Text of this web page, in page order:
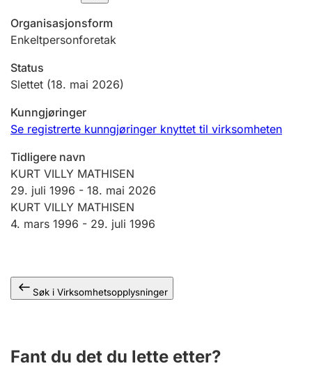
Tinglysing
Jeger
Ektepaktveileder
Offentlig sektor
Organisasjonsform
Enkeltpersonforetak
Status
Slettet (18. mai 2026)
Kunngjøringer
Se registrerte kunngjøringer knyttet til virksomheten
Tidligere navn
KURT VILLY MATHISEN
29. juli 1996 - 18. mai 2026
KURT VILLY MATHISEN
4. mars 1996 - 29. juli 1996
Søk i Virksomhetsopplysninger
Fant du det du lette etter?